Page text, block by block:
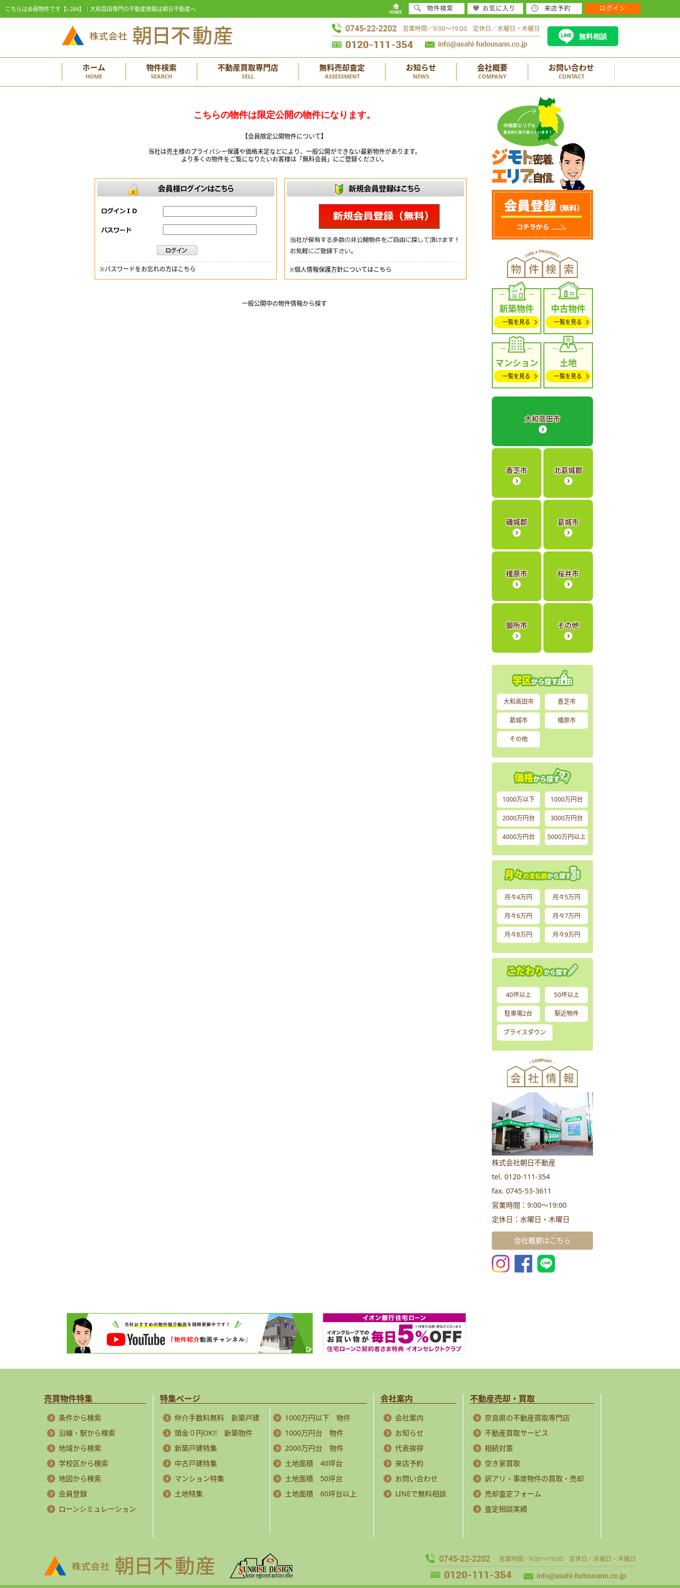
こちらは会員物件です【i-284】｜大和高田専門の不動産情報は朝日不動産へ
営業時間／9:00～19:00 定休日／水曜日・木曜日
無料相談
ホーム
HOME
物件検索
SEARCH
不動産買取専門店
SELL
無料売却査定
ASSESSMENT
お知らせ
NEWS
会社概要
COMPANY
お問い合わせ
CONTACT
こちらの物件は限定公開の物件になります。
【会員限定公開物件について】
当社は売主様のプライバシー保護や価格未定などにより、一般公開ができない最新物件があります。
より多くの物件をご覧になりたいお客様は「無料会員」にご登録ください。
※パスワードをお忘れの方はこちら ※個人情報保護方針についてはこちら
一般公開中の物件情報から探す 新築物件
一覧を見る
中古物件
一覧を見る
マンション
一覧を見る
土地
一覧を見る
大和高田市
香芝市 北葛城郡
磯城郡 葛城市
橿原市 桜井市
御所市 その他
大和高田市 香芝市
葛城市 橿原市
その他
1000万以下 1000万円台
2000万円台 3000万円台
4000万円台 5000万円以上
月々4万円 月々5万円
月々6万円 月々7万円
月々8万円 月々9万円
40坪以上 50坪以上
駐車場2台 駅近物件
プライスダウン
株式会社朝日不動産
tel. 0120-111-354
fax. 0745-53-3611
営業時間：9:00～19:00
定休日：水曜日・木曜日
会社概要はこちら
売買物件特集
条件から検索
沿線・駅から検索
地域から検索
学校区から検索
地図から検索
会員登録
ローンシミュレーション
特集ページ
仲介手数料無料 新築戸建
頭金０円OK!! 新築物件
新築戸建特集
中古戸建特集
マンション特集
土地特集
1000万円以下 物件
1000万円台 物件
2000万円台 物件
土地面積 40坪台
土地面積 50坪台
土地面積 60坪台以上
会社案内
会社案内
お知らせ
代表挨拶
来店予約
お問い合わせ
LINEで無料相談
不動産売却・買取
奈良県の不動産買取専門店
不動産買取サービス
相続対策
空き家買取
訳アリ・事故物件の買取・売却
売却査定フォーム
査定相談実績
営業時間／9:00～19:00 定休日／水曜日・木曜日
物件検索 お気に入り 来店予約 ログイン